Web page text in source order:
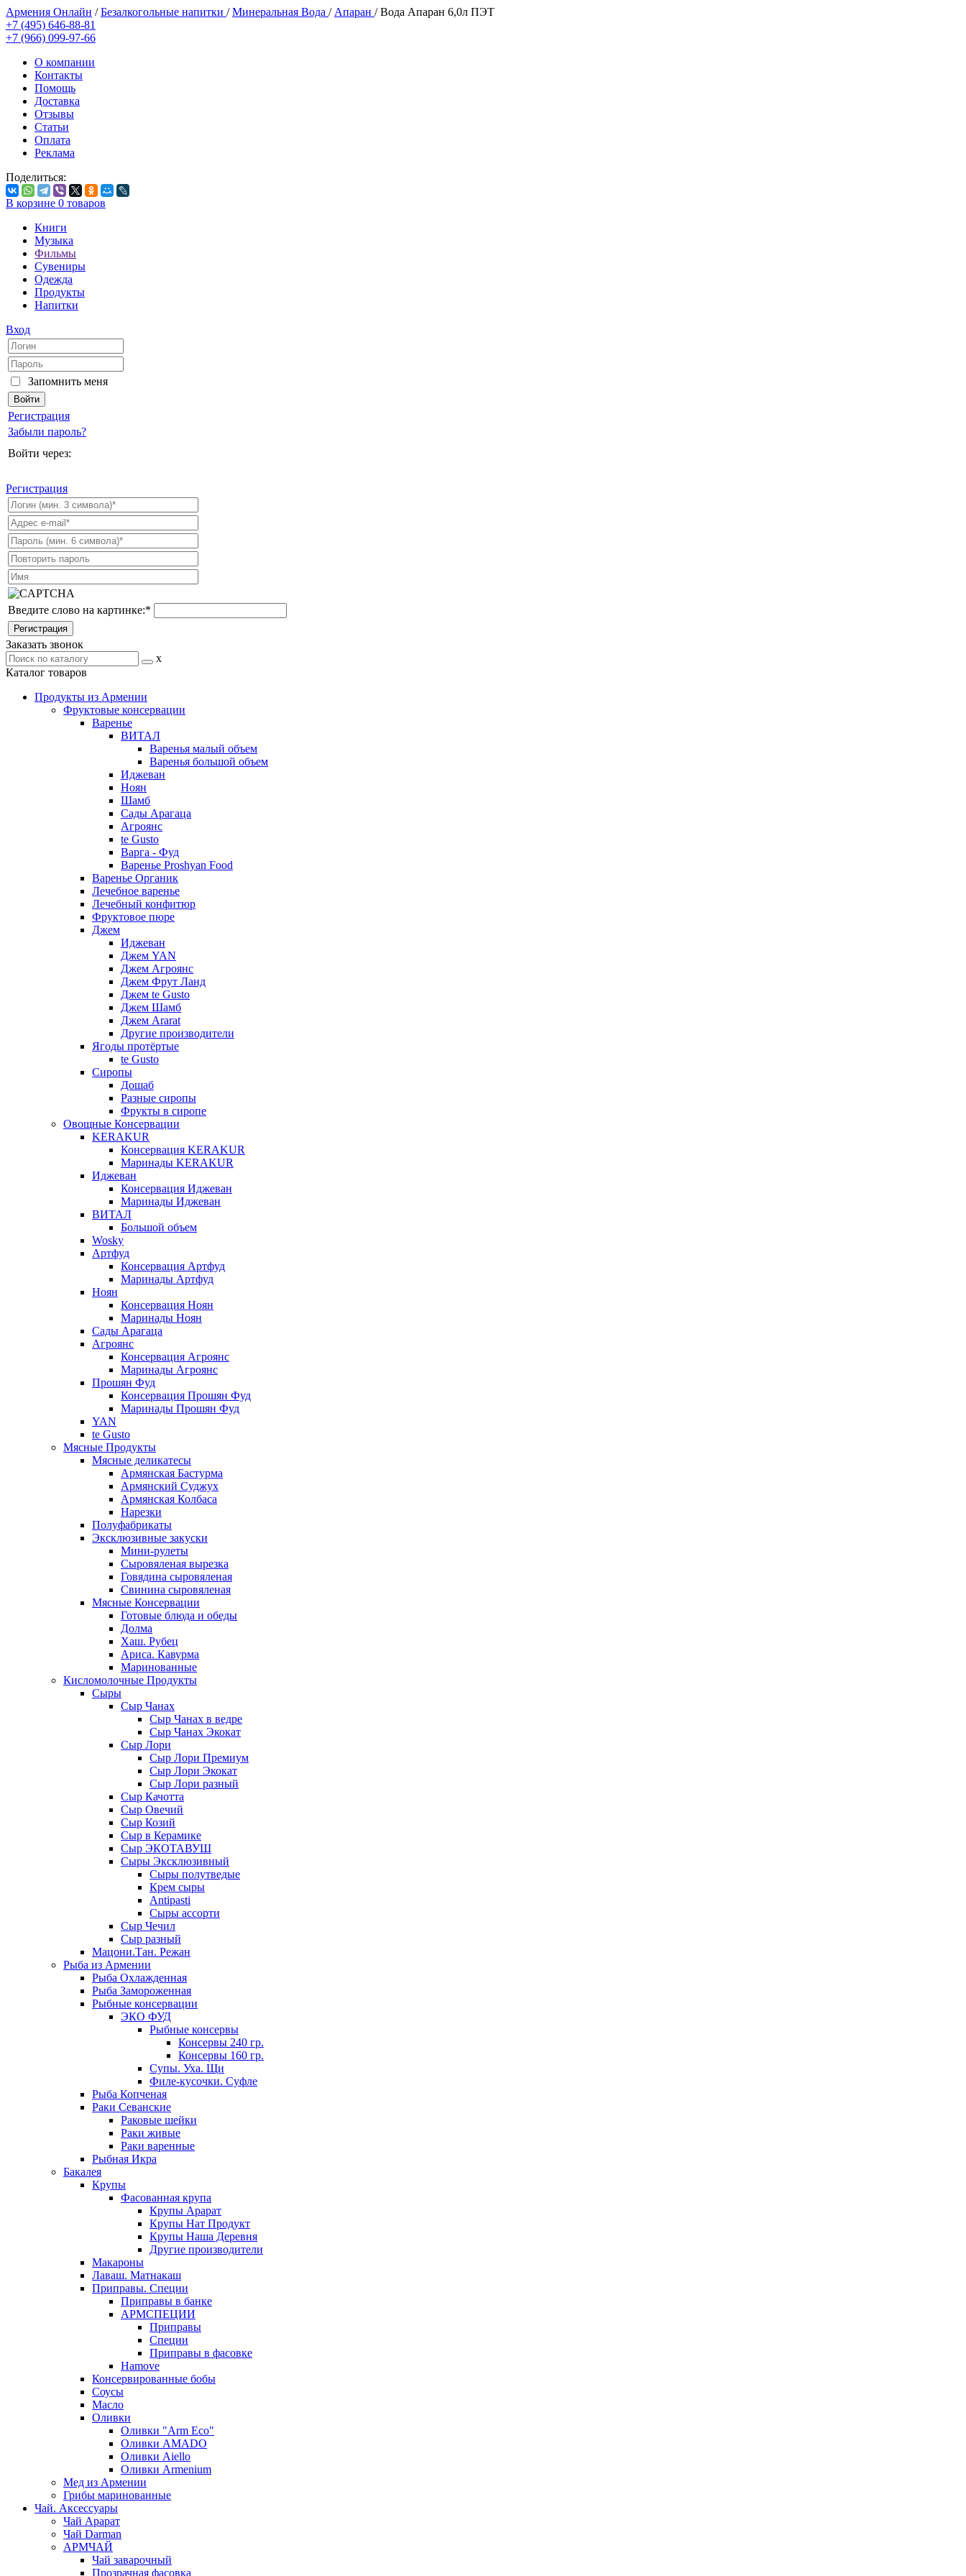
Армения Онлайн /Безалкогольные напитки /Минеральная Вода / Апаран /Вода Апаран 6,0л ПЭТ
+7 (495) 646-88-81
+7 (966) 099-97-66
О компании
Контакты
Помощь
Доставка
Отзывы
Статьи
Оплата
Реклама
Поделиться:
В корзине 0 товаров
Книги
Музыка
Фильмы
Сувениры
Одежда
Продукты
Напитки
Вход
Запомнить меня
Регистрация
Забыли пароль?
Войти через:
Регистрация
Введите слово на картинке:*
Заказать звонок
x
Каталог товаров
Продукты из Армении
Фруктовые консервации
Варенье
ВИТАЛ
Варенья малый объем
Варенья большой объем
Иджеван
Ноян
Шамб
Сады Арагаца
Агроянс
te Gusto
Варга - Фуд
Варенье Proshyan Food
Варенье Органик
Лечебное варенье
Лечебный конфитюр
Фруктовое пюре
Джем
Иджеван
Джем YAN
Джем Агроянс
Джем Фрут Ланд
Джем te Gusto
Джем Шамб
Джем Ararat
Другие производители
Ягоды протёртые
te Gusto
Сиропы
Дошаб
Разные сиропы
Фрукты в сиропе
Овощные Консервации
KERAKUR
Консервация KERAKUR
Маринады KERAKUR
Иджеван
Консервация Иджеван
Маринады Иджеван
ВИТАЛ
Большой объем
Wosky
Артфуд
Консервация Артфуд
Маринады Артфуд
Ноян
Консервация Ноян
Маринады Ноян
Сады Арагаца
Агроянс
Консервация Агроянс
Маринады Агроянс
Прошян Фуд
Консервация Прошян Фуд
Маринады Прошян Фуд
YAN
te Gusto
Мясные Продукты
Мясные деликатесы
Армянская Бастурма
Армянский Суджух
Армянская Колбаса
Нарезки
Полуфабрикаты
Эксклюзивные закуски
Мини-рулеты
Сыровяленая вырезка
Говядина сыровяленая
Свинина сыровяленая
Мясные Консервации
Готовые блюда и обеды
Долма
Хаш. Рубец
Ариса. Кавурма
Маринованные
Кисломолочные Продукты
Сыры
Сыр Чанах
Сыр Чанах в ведре
Сыр Чанах Экокат
Сыр Лори
Сыр Лори Премиум
Сыр Лори Экокат
Сыр Лори разный
Сыр Качотта
Сыр Овечий
Сыр Козий
Сыр в Керамике
Сыр ЭКОТАВУШ
Сыры Эксклюзивный
Сыры полутведые
Крем сыры
Antipasti
Сыры ассорти
Сыр Чечил
Сыр разный
Мацони.Тан. Режан
Рыба из Армении
Рыба Охлажденная
Рыба Замороженная
Рыбные консервации
ЭКО ФУД
Рыбные консервы
Консервы 240 гр.
Консервы 160 гр.
Супы. Уха. Щи
Филе-кусочки. Суфле
Рыба Копченая
Раки Севанские
Раковые шейки
Раки живые
Раки варенные
Рыбная Икра
Бакалея
Крупы
Фасованная крупа
Крупы Арарат
Крупы Нат Продукт
Крупы Наша Деревня
Другие производители
Макароны
Лаваш. Матнакаш
Приправы. Специи
Приправы в банке
АРМСПЕЦИИ
Приправы
Специи
Приправы в фасовке
Hamove
Консервированные бобы
Соусы
Масло
Оливки
Оливки "Arm Eco"
Оливки AMADO
Оливки Aiello
Оливки Armenium
Мед из Армении
Грибы маринованные
Чай. Аксессуары
Чай Арарат
Чай Darman
АРМЧАЙ
Чай заварочный
Прозрачная фасовка